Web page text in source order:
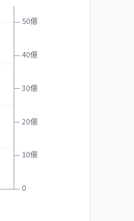
0
10億
20億
30億
40億
50億